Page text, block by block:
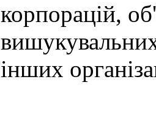
корпорацій,
інших